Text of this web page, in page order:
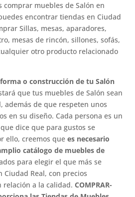
comprar muebles de Salón en
encontrar tiendas en Ciudad
Sillas, mesas, aparadores,
mesas de rincón, sillones, sofás,
otro producto relacionado
o construcción de tu Salón
que tus muebles de Salón sean
además de que respeten unos
en su diseño. Cada persona es un
dice que para gustos se
ello, creemos quees necesario
catálogo de muebles de
para elegir el que más se
Real, con precios
relación a la calidad.COMPRAR-